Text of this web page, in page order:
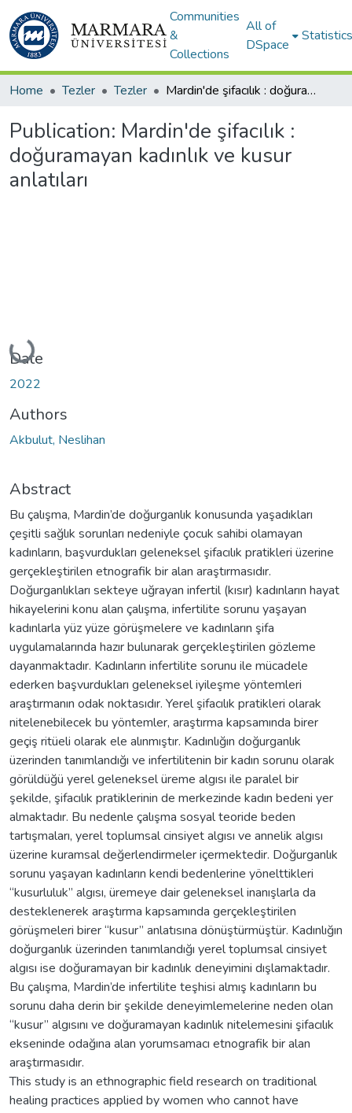
Communities
&
Collections
All of
DSpace
Statistics
Home Tezler Tezler Mardin'de şifacılık : doğuramayan kadınlık ve kusur anlatıları
Publication: Mardin'de şifacılık :
doğuramayan kadınlık ve kusur
anlatıları
Loading...
Date
2022
Authors
Akbulut, Neslihan
Abstract
Bu çalışma, Mardin’de doğurganlık konusunda yaşadıkları
çeşitli sağlık sorunları nedeniyle çocuk sahibi olamayan
kadınların, başvurdukları geleneksel şifacılık pratikleri üzerine
gerçekleştirilen etnografik bir alan araştırmasıdır.
Doğurganlıkları sekteye uğrayan infertil (kısır) kadınların hayat
hikayelerini konu alan çalışma, infertilite sorunu yaşayan
kadınlarla yüz yüze görüşmelere ve kadınların şifa
uygulamalarında hazır bulunarak gerçekleştirilen gözleme
dayanmaktadır. Kadınların infertilite sorunu ile mücadele
ederken başvurdukları geleneksel iyileşme yöntemleri
araştırmanın odak noktasıdır. Yerel şifacılık pratikleri olarak
nitelenebilecek bu yöntemler, araştırma kapsamında birer
geçiş ritüeli olarak ele alınmıştır. Kadınlığın doğurganlık
üzerinden tanımlandığı ve infertilitenin bir kadın sorunu olarak
görüldüğü yerel geleneksel üreme algısı ile paralel bir
şekilde, şifacılık pratiklerinin de merkezinde kadın bedeni yer
almaktadır. Bu nedenle çalışma sosyal teoride beden
tartışmaları, yerel toplumsal cinsiyet algısı ve annelik algısı
üzerine kuramsal değerlendirmeler içermektedir. Doğurganlık
sorunu yaşayan kadınların kendi bedenlerine yönelttikleri
“kusurluluk” algısı, üremeye dair geleneksel inanışlarla da
desteklenerek araştırma kapsamında gerçekleştirilen
görüşmeleri birer “kusur” anlatısına dönüştürmüştür. Kadınlığın
doğurganlık üzerinden tanımlandığı yerel toplumsal cinsiyet
algısı ise doğuramayan bir kadınlık deneyimini dışlamaktadır.
Bu çalışma, Mardin’de infertilite teşhisi almış kadınların bu
sorunu daha derin bir şekilde deneyimlemelerine neden olan
“kusur” algısını ve doğuramayan kadınlık nitelemesini şifacılık
ekseninde odağına alan yorumsamacı etnografik bir alan
araştırmasıdır.
This study is an ethnographic field research on traditional
healing practices applied by women who cannot have